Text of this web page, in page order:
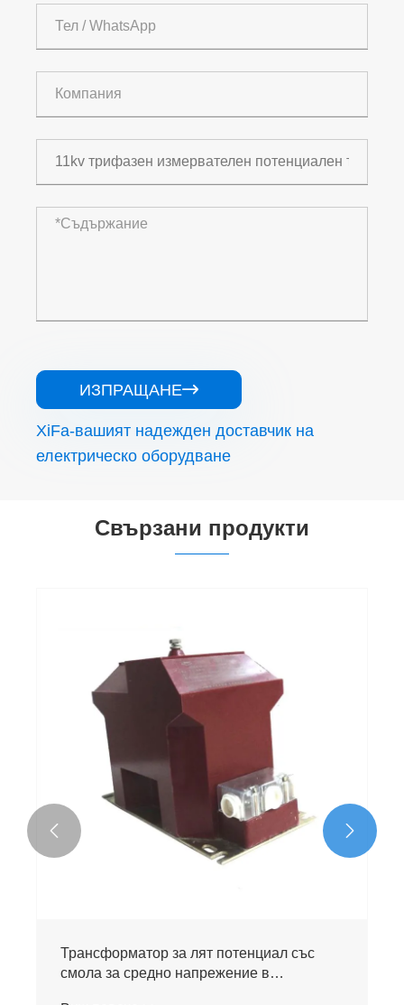
ИЗПРАЩАНЕ
XiFa-вашият надежден доставчик на
електрическо оборудване
Свързани продукти
Трансформатор за лят потенциал със
смола за средно напрежение в
 